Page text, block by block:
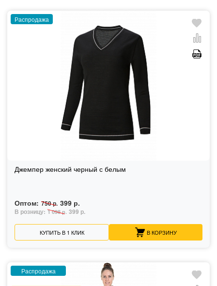
Распродажа
Джемпер женский черный с белым
Оптом: 750 р. 399 р.
В розницу: 1 098 р. 399 р.
КУПИТЬ В 1 КЛИК В КОРЗИНУ
Распродажа